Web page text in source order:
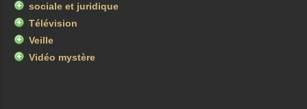
sociale et juridique
Télévision
Veille
Vidéo mystère